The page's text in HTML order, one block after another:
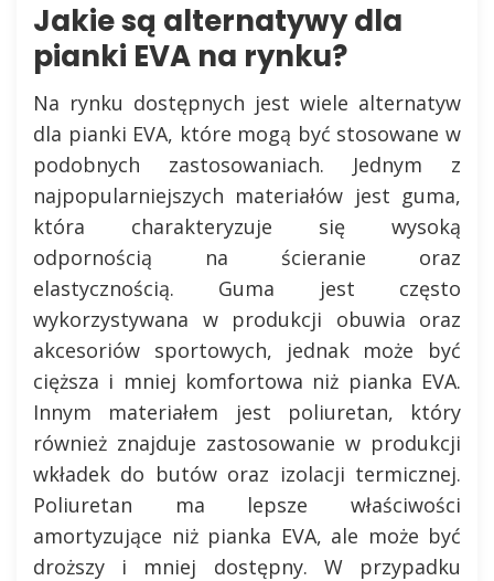
Jakie są alternatywy dla
pianki EVA na rynku?
Na rynku dostępnych jest wiele alternatyw
dla pianki EVA, które mogą być stosowane w
podobnych zastosowaniach. Jednym z
najpopularniejszych materiałów jest guma,
która charakteryzuje się wysoką
odpornością na ścieranie oraz
elastycznością. Guma jest często
wykorzystywana w produkcji obuwia oraz
akcesoriów sportowych, jednak może być
cięższa i mniej komfortowa niż pianka EVA.
Innym materiałem jest poliuretan, który
również znajduje zastosowanie w produkcji
wkładek do butów oraz izolacji termicznej.
Poliuretan ma lepsze właściwości
amortyzujące niż pianka EVA, ale może być
droższy i mniej dostępny. W przypadku